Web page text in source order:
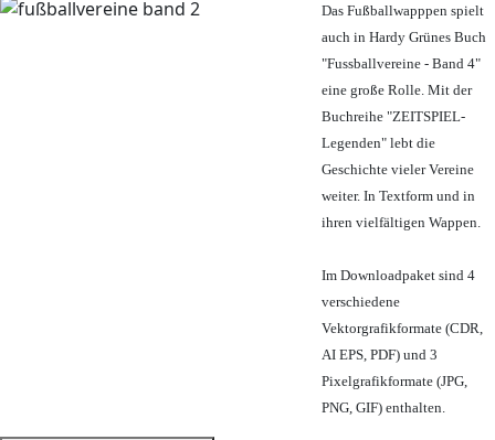
Das Fußballwapppen spielt
auch in Hardy Grünes Buch
"Fussballvereine - Band 4"
eine große Rolle. Mit der
Buchreihe "ZEITSPIEL-
Legenden" lebt die
Geschichte vieler Vereine
weiter. In Textform und in
ihren vielfältigen Wappen.
Im Downloadpaket sind 4
verschiedene
Vektorgrafikformate (CDR,
AI EPS, PDF) und 3
Pixelgrafikformate (JPG,
PNG, GIF) enthalten.